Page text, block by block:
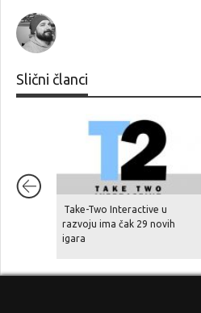
Slični članci
Take-Two Interactive u
razvoju ima čak 29 novih
igara